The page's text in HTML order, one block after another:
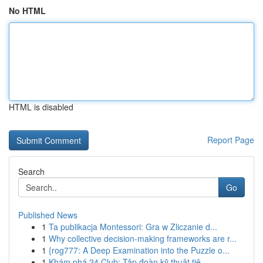
No HTML
HTML is disabled
Report Page
Search
Go
Published News
1 Ta publikacja Montessori: Gra w Zliczanie d...
1 Why collective decision-making frameworks are r...
1 {rog777: A Deep Examination into the Puzzle o...